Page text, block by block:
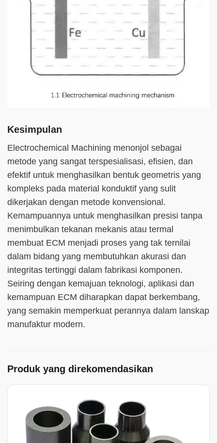
Kesimpulan
Electrochemical Machining menonjol sebagai
metode yang sangat terspesialisasi, efisien, dan
efektif untuk menghasilkan bentuk geometris yang
kompleks pada material konduktif yang sulit
dikerjakan dengan metode konvensional.
Kemampuannya untuk menghasilkan presisi tanpa
menimbulkan tekanan mekanis atau termal
membuat ECM menjadi proses yang tak ternilai
dalam bidang yang membutuhkan akurasi dan
integritas tertinggi dalam fabrikasi komponen.
Seiring dengan kemajuan teknologi, aplikasi dan
kemampuan ECM diharapkan dapat berkembang,
yang semakin memperkuat perannya dalam lanskap
manufaktur modern.
Produk yang direkomendasikan